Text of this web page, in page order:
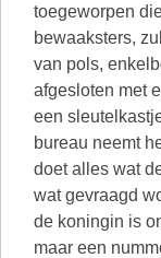
toegeworpen
bewaaksters,
van pols,
afgesloten met
een
bureau neemt
doet alles wat
wat gevraagd
de koningin is
maar een